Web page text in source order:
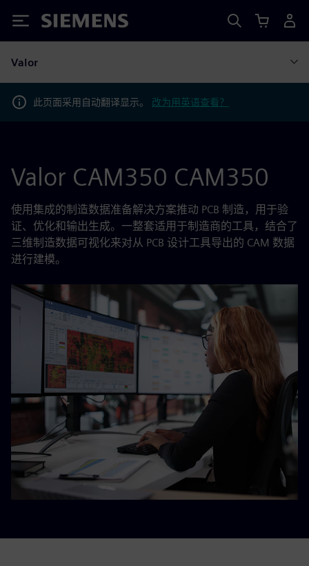
Siemens
Valor
此页面采用自动翻译显示。 改为用英语查看？
Valor CAM350 CAM350
使用集成的制造数据准备解决方案推动 PCB 制造，用于验
证、优化和输出生成。一整套适用于制造商的工具，结合了
三维制造数据可视化来对从 PCB 设计工具导出的 CAM 数据
进行建模。